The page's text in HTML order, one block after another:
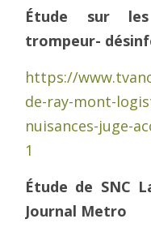
Étude sur
trompeur-
https://
de-ray-mont-
nuisances-juge-
1
Étude de SNC
Journal Metro